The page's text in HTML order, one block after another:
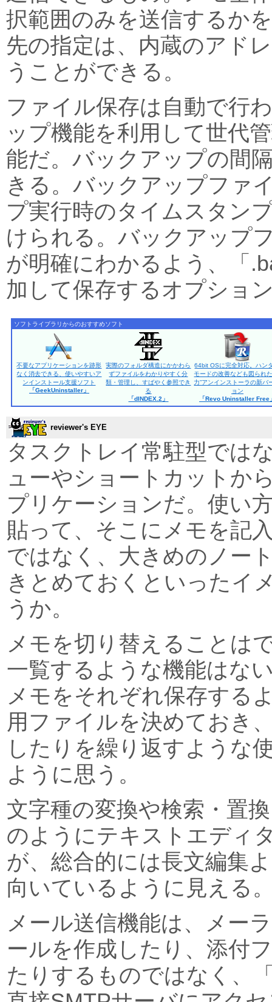
択範囲のみを送信するか
先の指定は、内蔵のアド
うことができる。
ファイル保存は自動で行
ップ機能を利用して世代
能だ。バックアップの間
きる。バックアップファ
プ実行時のタイムスタン
けられる。バックアップ
が明確にわかるよう、「
加して保存するオプショ
ソフトライブラリからのおすすめソフト
不要なアプリケーションを跡形
なく消去できる、使いやすいア
ンインストール支援ソフト
「GeekUninstaller」
実際のフォルダ構造にかかわら
ずファイルをわかりやすく分
類・管理し、すばやく参照でき
る
「dINDEX.2」
64bit OSに完全対応。ハン
モードの改善なども図られ
力”アンインストーラの新バ
ョン
「Revo Uninstaller Free
reviewer's EYE
タスクトレイ常駐型では
ューやショートカットか
プリケーションだ。使い
貼って、そこにメモを記
ではなく、大きめのノー
きとめておくといったイ
うか。
メモを切り替えることは
一覧するような機能はな
メモをそれぞれ保存する
用ファイルを決めておき
したりを繰り返すような
ように思う。
文字種の変換や検索・置
のようにテキストエディ
が、総合的には長文編集
向いているように見える
メール送信機能は、メー
ールを作成したり、添付
たりするものではなく、